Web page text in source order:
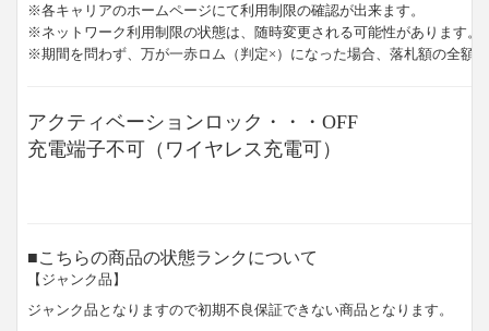
※各キャリアのホームページにて利用制限の確認が出来ます。
※ネットワーク利用制限の状態は、随時変更される可能性があります。
※期間を問わず、万が一赤ロム（判定×）になった場合、落札額の全額
アクティベーションロック・・・OFF
充電端子不可（ワイヤレス充電可）
■こちらの商品の状態ランクについて
【ジャンク品】
ジャンク品となりますので初期不良保証できない商品となります。